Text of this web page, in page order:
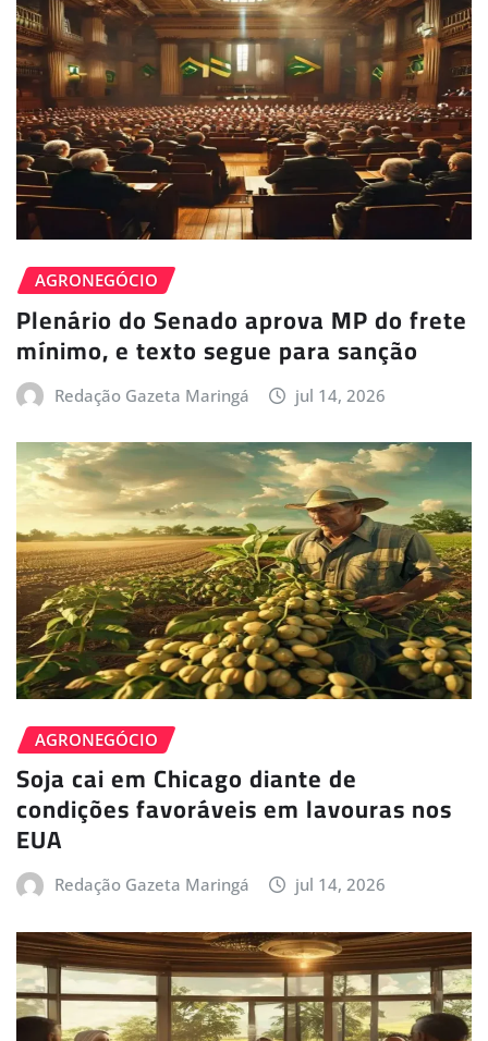
AGRONEGÓCIO
Plenário do Senado aprova MP do frete
mínimo, e texto segue para sanção
Redação Gazeta Maringá jul 14, 2026
AGRONEGÓCIO
Soja cai em Chicago diante de
condições favoráveis em lavouras nos
EUA
Redação Gazeta Maringá jul 14, 2026